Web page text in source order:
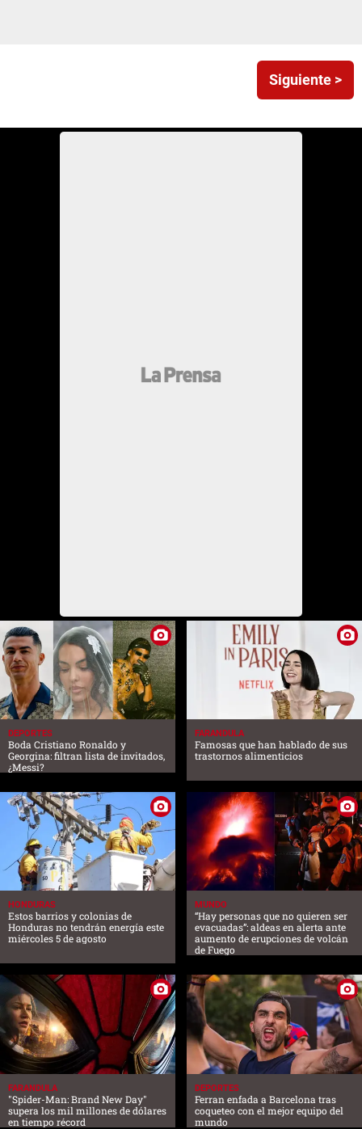
Siguiente >
DEPORTES
Boda Cristiano Ronaldo y
Georgina: filtran lista de invitados,
¿Messi?
FARANDULA
Famosas que han hablado de sus
trastornos alimenticios
HONDURAS
Estos barrios y colonias de
Honduras no tendrán energía este
miércoles 5 de agosto
MUNDO
“Hay personas que no quieren ser
evacuadas”: aldeas en alerta ante
aumento de erupciones de volcán
de Fuego
FARANDULA
"Spider-Man: Brand New Day"
supera los mil millones de dólares
en tiempo récord
DEPORTES
Ferran enfada a Barcelona tras
coqueteo con el mejor equipo del
mundo